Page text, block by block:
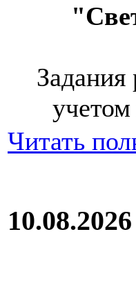
Задания
Читать
10.08.2026